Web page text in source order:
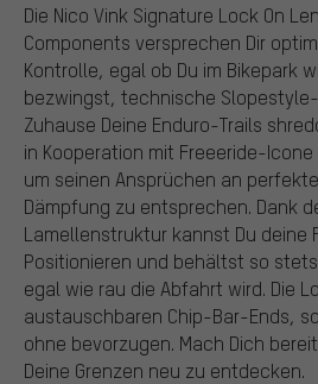
Die Nico Vink Signature Lock On
Components versprechen Dir
Kontrolle, egal ob Du im Bikepark
bezwingst, technische
Zuhause Deine Enduro-Trails
in Kooperation mit Freeeride-
um seinen Ansprüchen an
Dämpfung zu entsprechen. Dank
Lamellenstruktur kannst Du deine
Positionieren und behältst so
egal wie rau die Abfahrt wird. Die
austauschbaren Chip-Bar-Ends,
ohne bevorzugen. Mach Dich
Deine Grenzen neu zu entdecken.